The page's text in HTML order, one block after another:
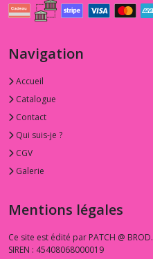
Navigation
Accueil
Catalogue
Contact
Qui suis-je ?
CGV
Galerie
Mentions légales
Ce site est édité par PATCH @ BROD.
SIREN : 45408068000019